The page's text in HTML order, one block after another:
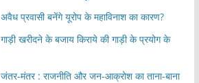
अवैध प्रवासी बनेंगे यूरोप के महाविनाश का कारण?
गाड़ी खरीदने के बजाय किराये की गाड़ी के प्रयोग के
जंतर-मंतर : राजनीति और जन-आक्रोश का ताना-बाना